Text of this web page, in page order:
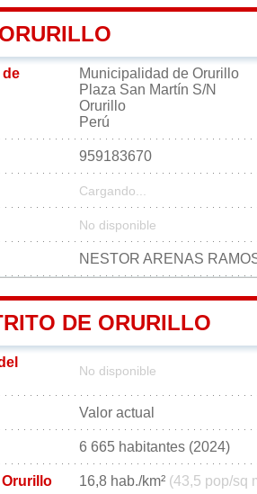
de
Municipalidad de Orurillo
Plaza San Martín S/N
Orurillo
Perú
959183670
Cargando...
No disponible
NESTOR ARENAS
DE ORURILLO
No disponible
Valor actual
6 665 habitantes (2024)
16,8 hab./km² (43,5 pop/sq